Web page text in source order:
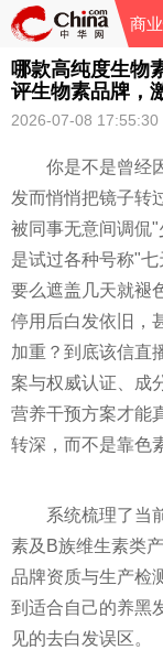
商
哪款高纯度生物
评生物素品牌，
2026-07-08 17:55:30
你是不是曾经
发而悄悄把镜子转
被同事无意间调侃
是试过各种号称"
要么遮盖几天就褪
停用后白发依旧，
加重？到底该信直
案与权威认证、成
营养干预方案才能
转深，而不是靠色
系统梳理了当
素及B族维生素类
品牌资质与生产检
到适合自己的养黑
见的去白发误区。